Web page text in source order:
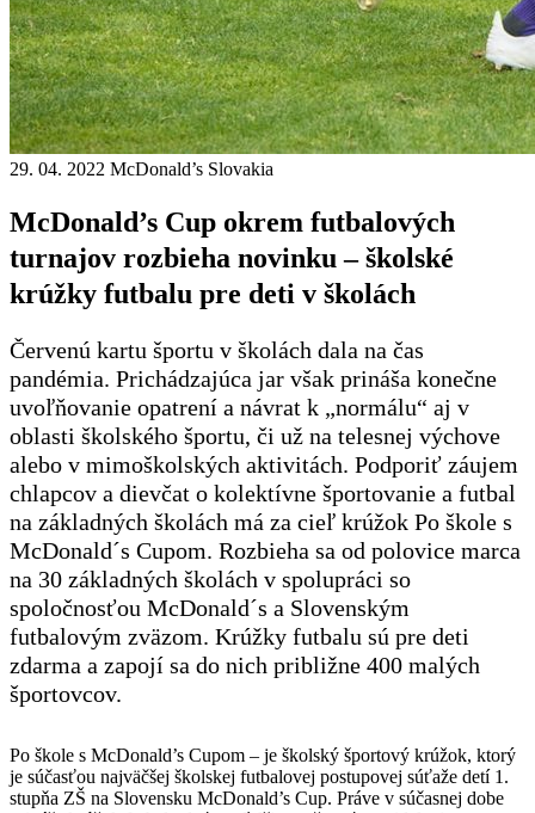
29. 04. 2022 McDonald’s Slovakia
McDonald’s Cup okrem futbalových
turnajov rozbieha novinku – školské
krúžky futbalu pre deti v školách
Červenú kartu športu v školách dala na čas
pandémia. Prichádzajúca jar však prináša konečne
uvoľňovanie opatrení a návrat k „normálu“ aj v
oblasti školského športu, či už na telesnej výchove
alebo v mimoškolských aktivitách. Podporiť záujem
chlapcov a dievčat o kolektívne športovanie a futbal
na základných školách má za cieľ krúžok Po škole s
McDonald´s Cupom. Rozbieha sa od polovice marca
na 30 základných školách v spolupráci so
spoločnosťou McDonald´s a Slovenským
futbalovým zväzom. Krúžky futbalu sú pre deti
zdarma a zapojí sa do nich približne 400 malých
športovcov.
Po škole s McDonald’s Cupom – je školský športový krúžok, ktorý
je súčasťou najväčšej školskej futbalovej postupovej súťaže detí 1.
stupňa ZŠ na Slovensku McDonald’s Cup. Práve v súčasnej dobe